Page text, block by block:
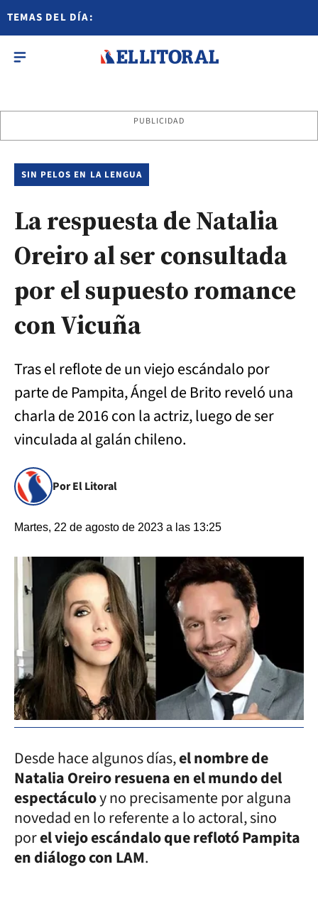
TEMAS DEL DÍA:
PUBLICIDAD
SIN PELOS EN LA LENGUA
La respuesta de Natalia
Oreiro al ser consultada
por el supuesto romance
con Vicuña
Tras el reflote de un viejo escándalo por
parte de Pampita, Ángel de Brito reveló una
charla de 2016 con la actriz, luego de ser
vinculada al galán chileno.
Por El Litoral
Martes, 22 de agosto de 2023 a las 13:25
Desde hace algunos días,el nombre de
Natalia Oreiro resuena en el mundo del
espectáculoy no precisamente por alguna
novedad en lo referente a lo actoral, sino
porel viejo escándalo que reflotó Pampita
en diálogo con LAM.